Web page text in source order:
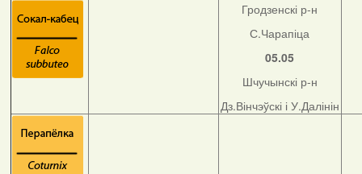
Гродзенскі р-н
С.Чарапіца
05.05
Шчучынскі р-н
Дз.Вінчэўскі і У.Далінін